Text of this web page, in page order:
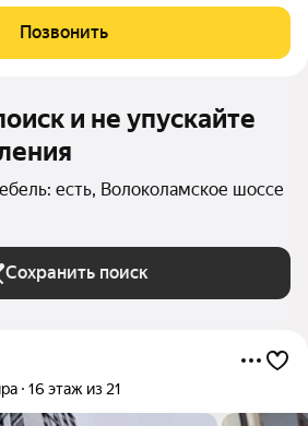
- Уютная кухня-гостиная; -
Позвонить
и не упускайте
есть, Волоколамское шоссе
Сохранить поиск
16 этаж из 21